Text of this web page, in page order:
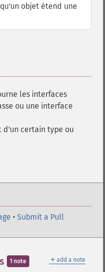
objet étend une
les interfaces
ou une interface
d'un certain type ou
• Submit a Pull
＋ add a note
1 note